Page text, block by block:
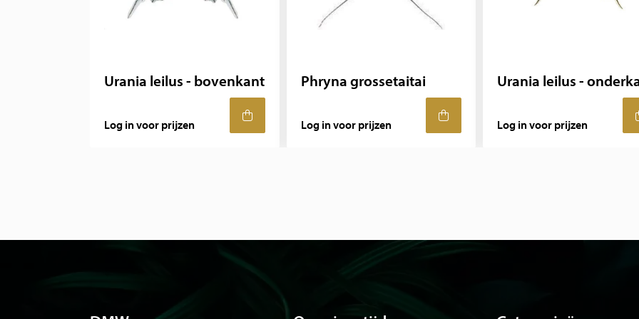
Urania leilus - bovenkant
Log in voor prijzen
Phryna grossetaitai
Log in voor prijzen
Urania leilus -
Log in voor prijzen